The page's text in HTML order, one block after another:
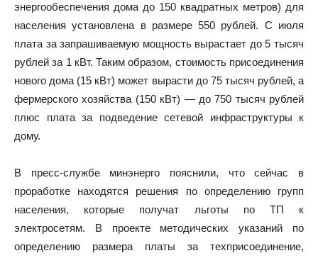
энергообеспечения дома до 150 квадратных метров) для
населения установлена в размере 550 рублей. С июля
плата за запрашиваемую мощность вырастает до 5 тысяч
рублей за 1 кВт. Таким образом, стоимость присоединения
нового дома (15 кВт) может вырасти до 75 тысяч рублей, а
фермерского хозяйства (150 кВт) — до 750 тысяч рублей
плюс плата за подведение сетевой инфраструктуры к
дому.
В пресс-службе минэнерго пояснили, что сейчас в
проработке находятся решения по определению групп
населения, которые получат льготы по ТП к
электросетям. В проекте методических указаний по
определению размера платы за техприсоединение,